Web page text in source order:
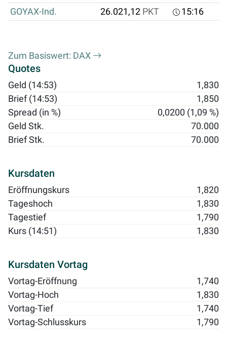
GOYAX-Ind.
26.021,12 PKT 15:16
Zum Basiswert: DAX
Quotes
Geld (14:53)
1,830
Brief (14:53)
1,850
Spread (in %)
0,0200 (1,09 %)
Geld Stk.
70.000
Brief Stk.
70.000
Kursdaten
Eröffnungskurs
1,820
Tageshoch
1,830
Tagestief
1,790
Kurs (14:51)
1,830
Kursdaten Vortag
Vortag-Eröffnung
1,740
Vortag-Hoch
1,830
Vortag-Tief
1,740
Vortag-Schlusskurs
1,790